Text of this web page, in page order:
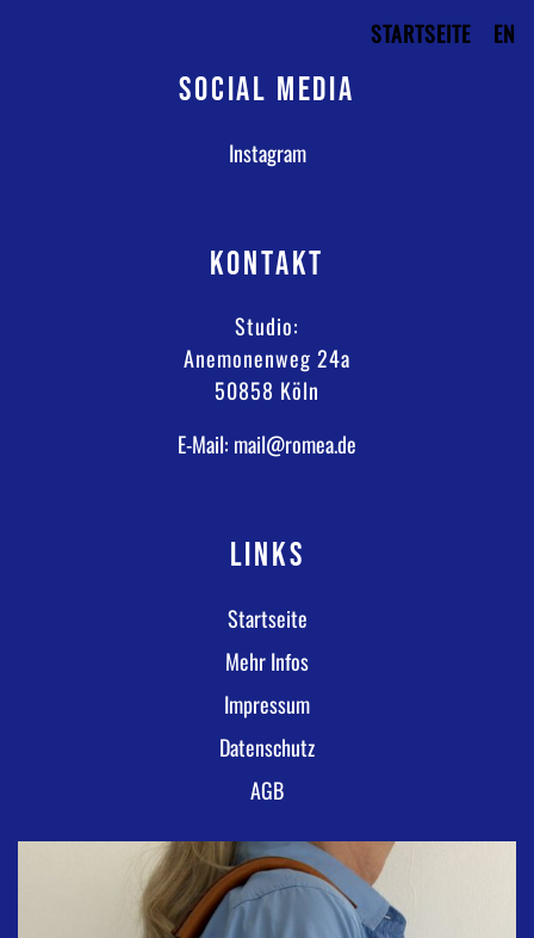
STARTSEITE EN
SOCIAL MEDIA
Instagram
KONTAKT
Studio:
Anemonenweg 24a
50858 Köln
E-Mail: mail@romea.de
LINKS
Startseite
Mehr Infos
Impressum
Datenschutz
AGB